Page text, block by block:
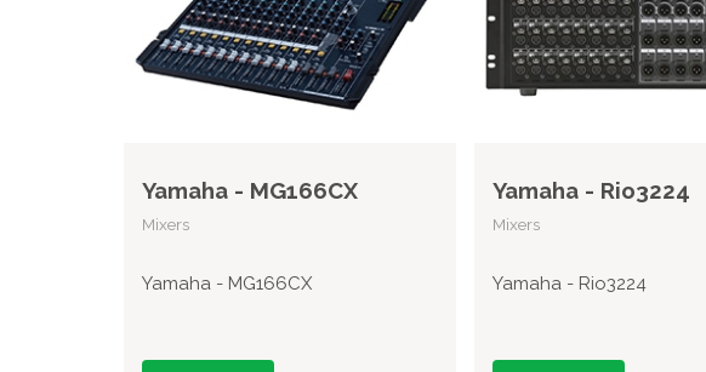
Yamaha - MG166CX
Mixers
Yamaha - MG166CX
Yamaha - Rio3224
Mixers
Yamaha - Rio3224